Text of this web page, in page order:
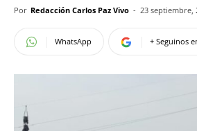
Por Redacción Carlos Paz Vivo - 23 septiembre,
WhatsApp + Seguinos